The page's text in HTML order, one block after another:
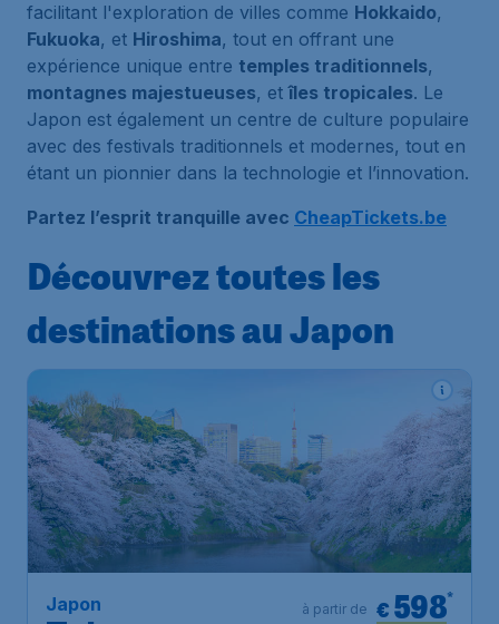
facilitant l'exploration de villes comme Hokkaido,
Fukuoka, et Hiroshima, tout en offrant une
expérience unique entre temples traditionnels,
montagnes majestueuses, etîles tropicales. Le
Japon est également un centre de culture populaire
avec des festivals traditionnels et modernes, tout en
étant un pionnier dans la technologie et l’innovation.
Partez l’esprit tranquille avec CheapTickets.be
Découvrez toutes les
destinations au Japon
Japon € 598*
à partir de